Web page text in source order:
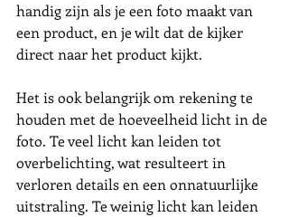
handig zijn als je een foto maakt van
een product, en je wilt dat de kijker
direct naar het product kijkt.
Het is ook belangrijk om rekening te
houden met de hoeveelheid licht in de
foto. Te veel licht kan leiden tot
overbelichting, wat resulteert in
verloren details en een onnatuurlijke
uitstraling. Te weinig licht kan leiden